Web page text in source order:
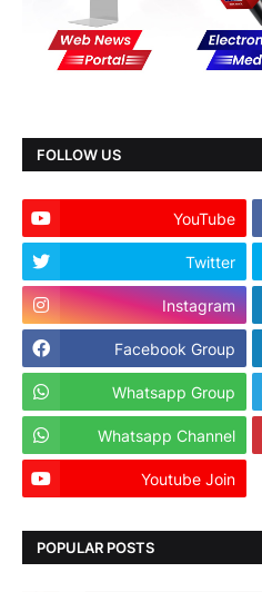
FOLLOW US
YouTube
Twitter
Instagram
Facebook Group
Whatsapp Group
Whatsapp Channel
Youtube Join
POPULAR POSTS